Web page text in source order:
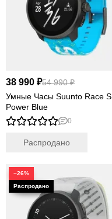
38 990 ₽54 990 ₽
Умные Часы Suunto Race S
Power Blue
0
Распродано
−26%